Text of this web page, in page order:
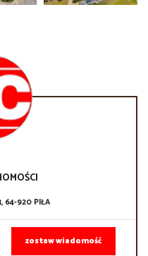
64-920 PIŁA
zostaw wiadomość